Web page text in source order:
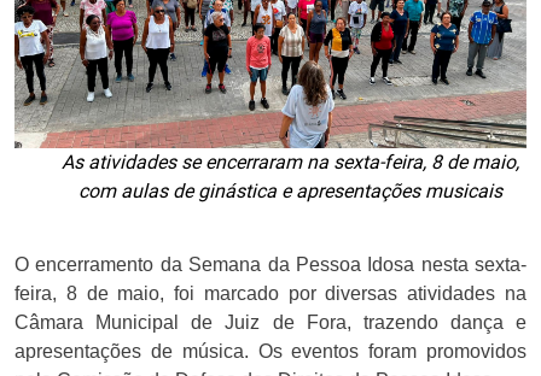
As atividades se encerraram na sexta-feira, 8 de maio,
com aulas de ginástica e apresentações musicais
O encerramento da Semana da Pessoa Idosa nesta sexta-
feira, 8 de maio, foi marcado por diversas atividades na
Câmara Municipal de Juiz de Fora, trazendo dança e
apresentações de música. Os eventos foram promovidos